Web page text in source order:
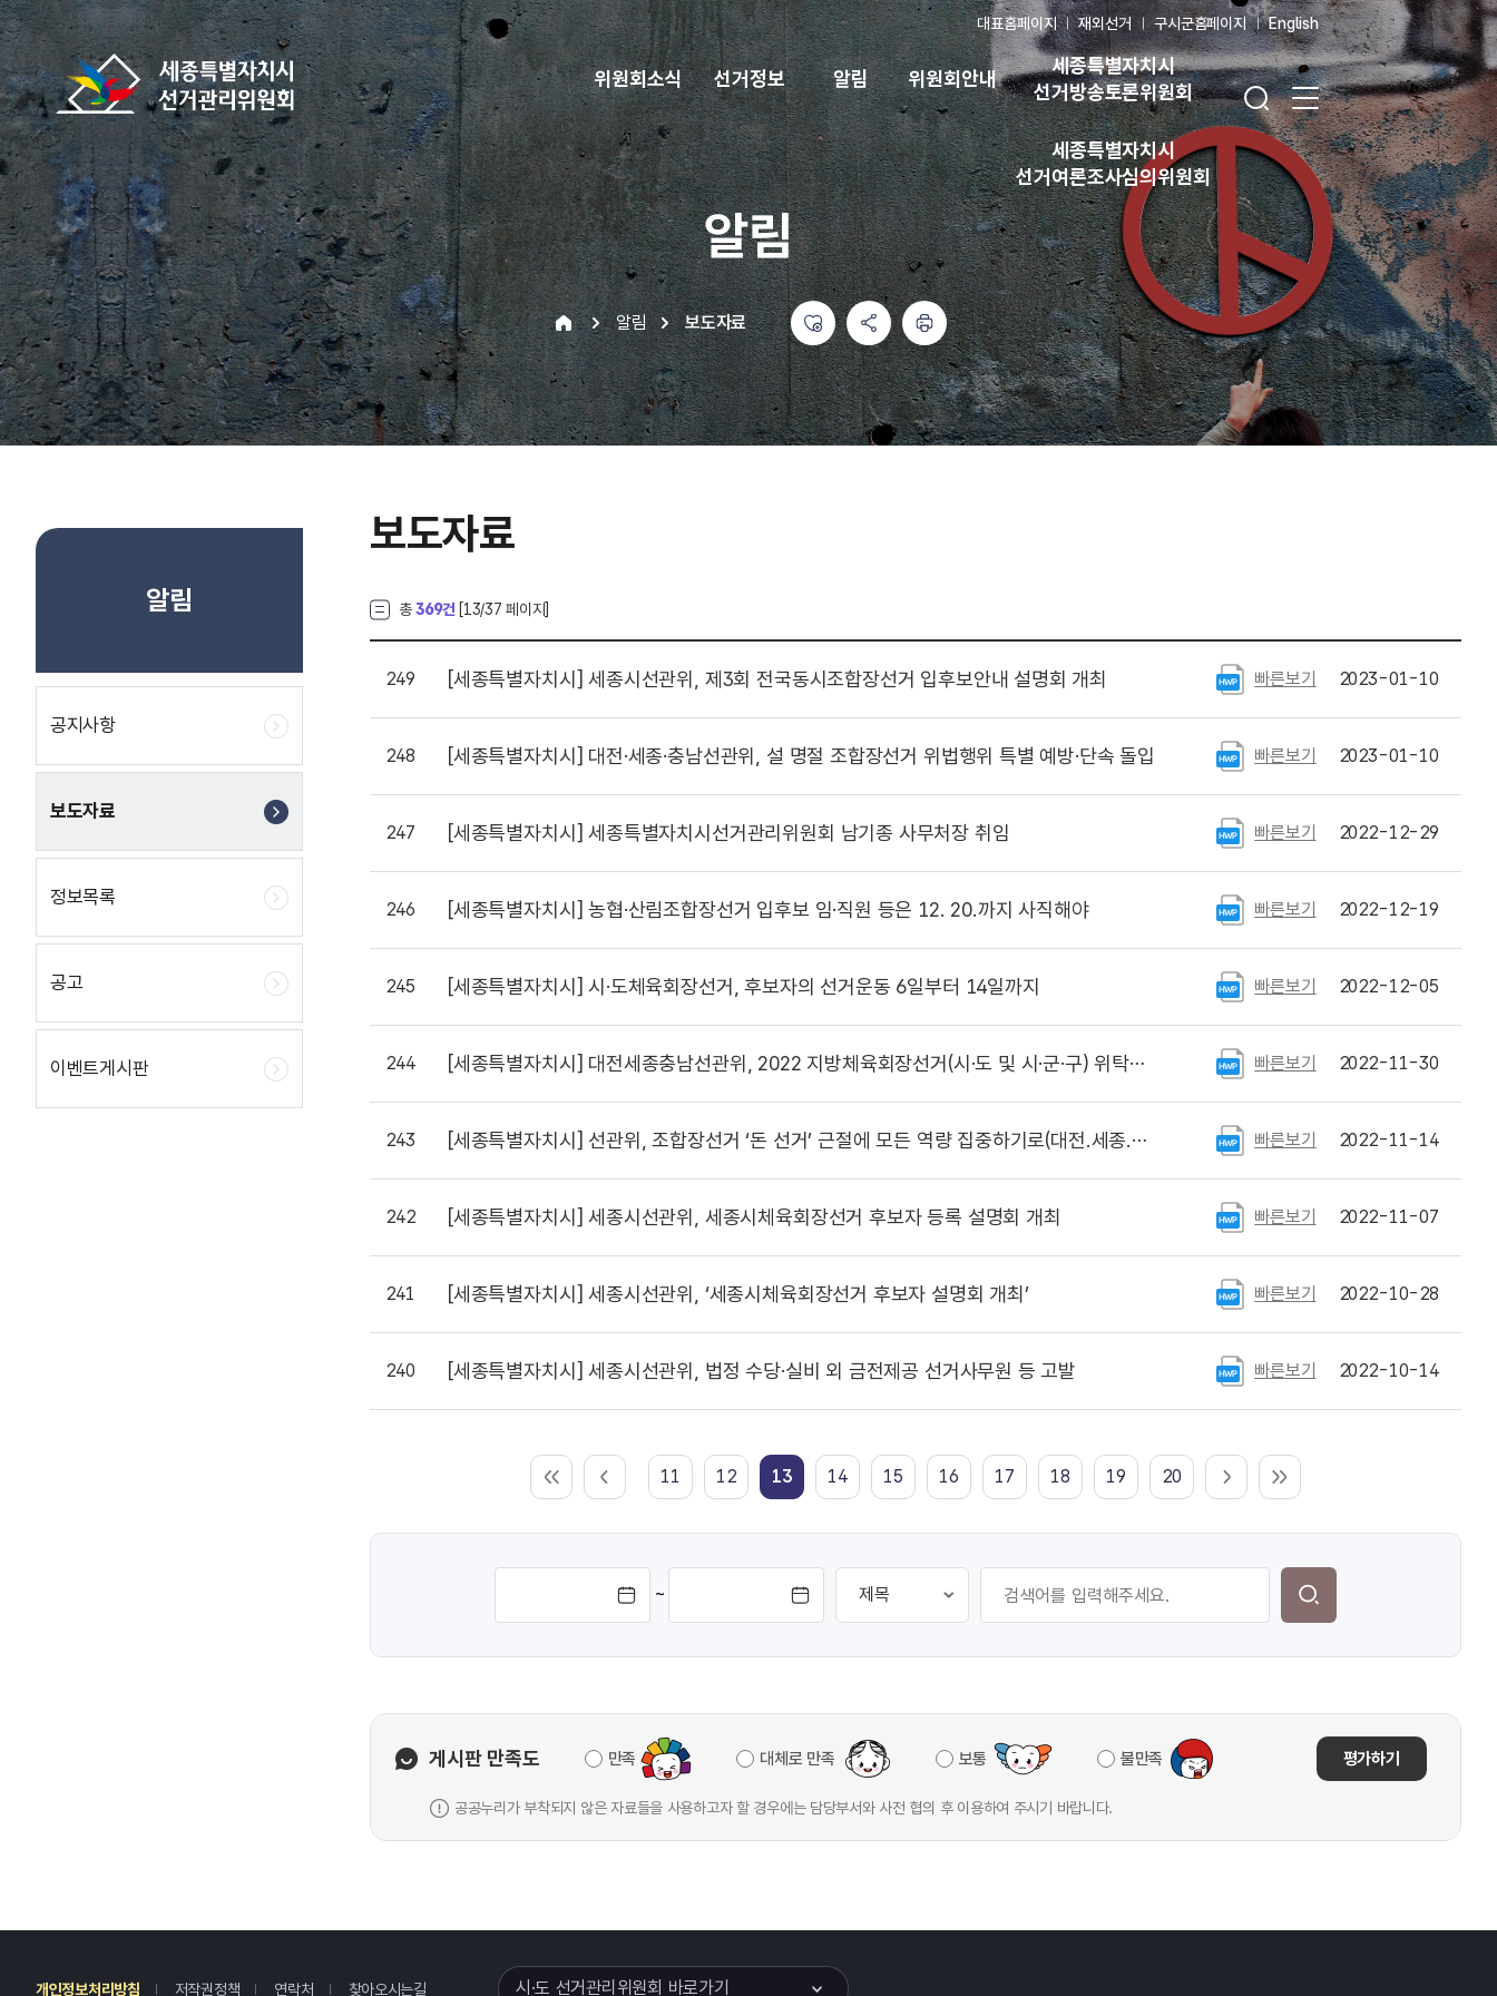
바로가기 메뉴
대표홈페이지 재외선거 구시군홈페이지 English
위원회소식 선거정보 알림 위원회안내
세종특별자치시
선거방송토론위원회
세종특별자치시
선거여론조사심의위원회
알림
알림 보도자료
알림
공지사항
보도자료
정보목록
공고
이벤트게시판
보도자료
총369건 [13/37 페이지]
249 [세종특별자치시] 세종시선관위, 제3회 전국동시조합장선거 입후보안내 설명회 개최 빠른보기 2023-01-10
248 [세종특별자치시] 대전·세종·충남선관위, 설 명절 조합장선거 위법행위 특별 예방·단속 돌입 빠른보기 2023-01-10
247 [세종특별자치시] 세종특별자치시선거관리위원회 남기종 사무처장 취임 빠른보기 2022-12-29
246 [세종특별자치시] 농협·산림조합장선거 입후보 임·직원 등은 12. 20.까지 사직해야 빠른보기 2022-12-19
245 [세종특별자치시] 시·도체육회장선거, 후보자의 선거운동 6일부터 14일까지 빠른보기 2022-12-05
244 [세종특별자치시] 대전세종충남선관위, 2022 지방체육회장선거(시·도 및 시·군·구) 위탁관리 빠른보기 2022-11-30
243 [세종특별자치시] 선관위, 조합장선거 ‘돈 선거’ 근절에 모든 역량 집중하기로(대전.세종.충남) 빠른보기 2022-11-14
242 [세종특별자치시] 세종시선관위, 세종시체육회장선거 후보자 등록 설명회 개최 빠른보기 2022-11-07
241 [세종특별자치시] 세종시선관위, ‘세종시체육회장선거 후보자 설명회 개최’ 빠른보기 2022-10-28
240 [세종특별자치시] 세종시선관위, 법정 수당·실비 외 금전제공 선거사무원 등 고발 빠른보기 2022-10-14
11 12 13 14 15 16 17 18 19 20
~
게시판 만족도 만족 대체로 만족 보통 불만족 평가하기
공공누리가 부착되지 않은 자료들을 사용하고자 할 경우에는 담당부서와 사전 협의 후 이용하여 주시기 바랍니다.
개인정보처리방침 저작권정책 연락처 찾아오시는길 시·도 선거관리위원회 바로가기